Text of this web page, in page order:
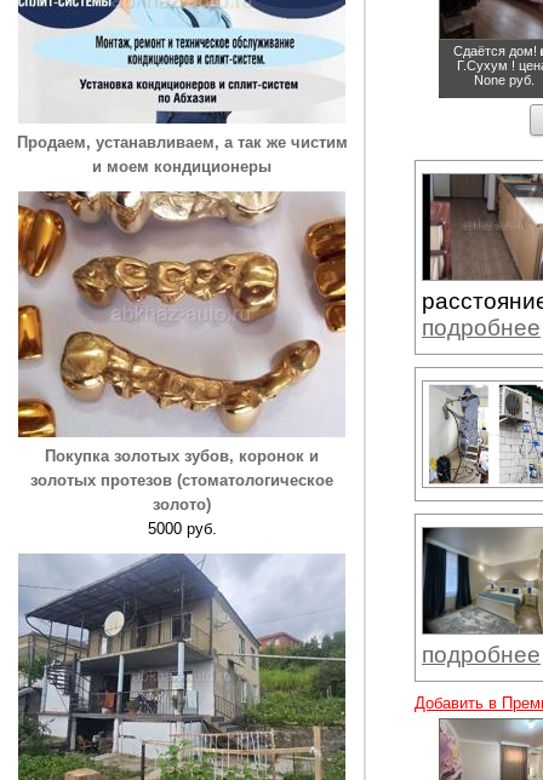
Продаем, устанавливаем, а так же чистим
и моем кондиционеры
Покупка золотых зубов, коронок и
золотых протезов (стоматологическое
золото)
5000 руб.
Сдаётся дом!
Г.Сухум !
None руб.
подробнее
подробнее
Добавить в